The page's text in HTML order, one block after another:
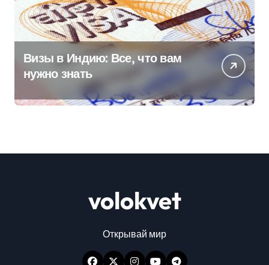
Визы в Индию: Все, что вам
нужно знать
volokvet
Открывай мир